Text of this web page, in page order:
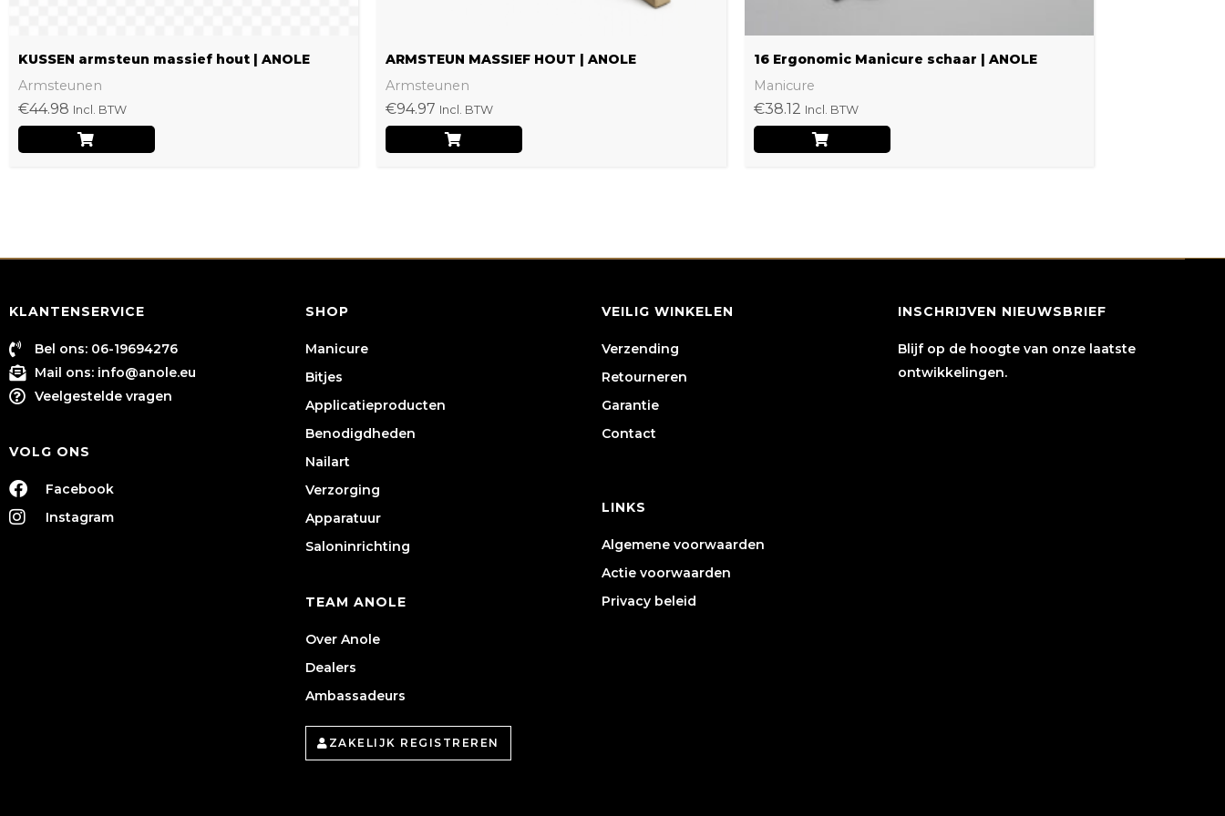
KUSSEN armsteun massief hout | ANOLE
Armsteunen
€44.98 Incl. BTW
ARMSTEUN MASSIEF HOUT | ANOLE
Armsteunen
€94.97 Incl. BTW
16 Ergonomic Manicure schaar | ANOLE
Manicure
€38.12 Incl. BTW
KLANTENSERVICE
Bel ons: 06-19694276
Mail ons: info@anole.eu
Veelgestelde vragen
VOLG ONS
Facebook
Instagram
SHOP
Manicure
Bitjes
Applicatieproducten
Benodigdheden
Nailart
Verzorging
Apparatuur
Saloninrichting
TEAM ANOLE
Over Anole
Dealers
Ambassadeurs
ZAKELIJK REGISTREREN
VEILIG WINKELEN
Verzending
Retourneren
Garantie
Contact
LINKS
Algemene voorwaarden
Actie voorwaarden
Privacy beleid
INSCHRIJVEN NIEUWSBRIEF
Blijf op de hoogte van onze laatste
ontwikkelingen.